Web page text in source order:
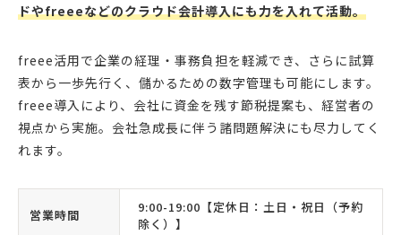
ドやfreeeなどのクラウド会計導入にも力を入れて活動。
freee活用で企業の経理・事務負担を軽減でき、さらに試算
表から一歩先行く、儲かるための数字管理も可能にします。
freee導入により、会社に資金を残す節税提案も、経営者の
視点から実施。会社急成長に伴う諸問題解決にも尽力してく
れます。
営業時間
9:00-19:00【定休日：土日・祝日（予約
除く）】